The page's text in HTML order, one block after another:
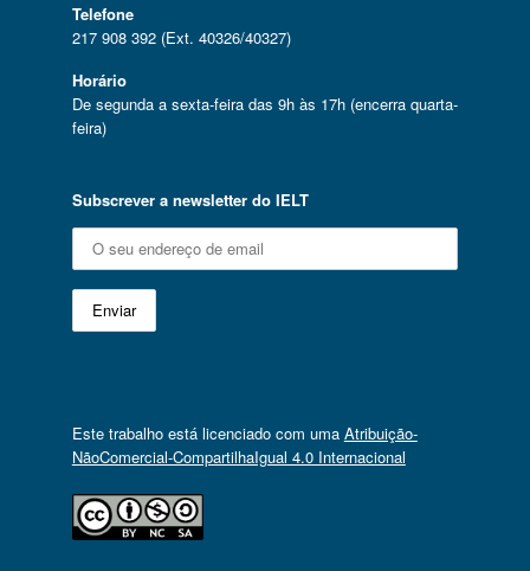
Telefone
217 908 392 (Ext. 40326/40327)
Horário
De segunda a sexta-feira das 9h às 17h (encerra quarta-
feira)
Subscrever a newsletter do IELT
Este trabalho está licenciado com uma Atribuição-
NãoComercial-CompartilhaIgual 4.0 Internacional